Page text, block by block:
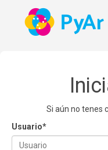
Si aún no tenes
Usuario*